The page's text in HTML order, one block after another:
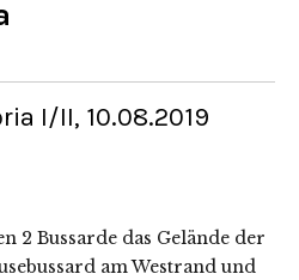
I/II, 10.08.2019
2 Bussarde das Gelände der
am Westrand und